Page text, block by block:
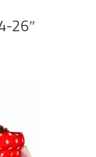
26″